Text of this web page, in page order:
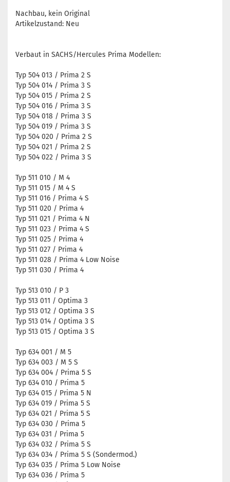
Nachbau, kein Original
Artikelzustand: Neu
Verbaut in SACHS/Hercules Prima Modellen:
Typ 504 013 / Prima 2 S
Typ 504 014 / Prima 3 S
Typ 504 015 / Prima 2 S
Typ 504 016 / Prima 3 S
Typ 504 018 / Prima 3 S
Typ 504 019 / Prima 3 S
Typ 504 020 / Prima 2 S
Typ 504 021 / Prima 2 S
Typ 504 022 / Prima 3 S
Typ 511 010 / M 4
Typ 511 015 / M 4 S
Typ 511 016 / Prima 4 S
Typ 511 020 / Prima 4
Typ 511 021 / Prima 4 N
Typ 511 023 / Prima 4 S
Typ 511 025 / Prima 4
Typ 511 027 / Prima 4
Typ 511 028 / Prima 4 Low Noise
Typ 511 030 / Prima 4
Typ 513 010 / P 3
Typ 513 011 / Optima 3
Typ 513 012 / Optima 3 S
Typ 513 014 / Optima 3 S
Typ 513 015 / Optima 3 S
Typ 634 001 / M 5
Typ 634 003 / M 5 S
Typ 634 004 / Prima 5 S
Typ 634 010 / Prima 5
Typ 634 015 / Prima 5 N
Typ 634 019 / Prima 5 S
Typ 634 021 / Prima 5 S
Typ 634 030 / Prima 5
Typ 634 031 / Prima 5
Typ 634 032 / Prima 5 S
Typ 634 034 / Prima 5 S (Sondermod.)
Typ 634 035 / Prima 5 Low Noise
Typ 634 036 / Prima 5